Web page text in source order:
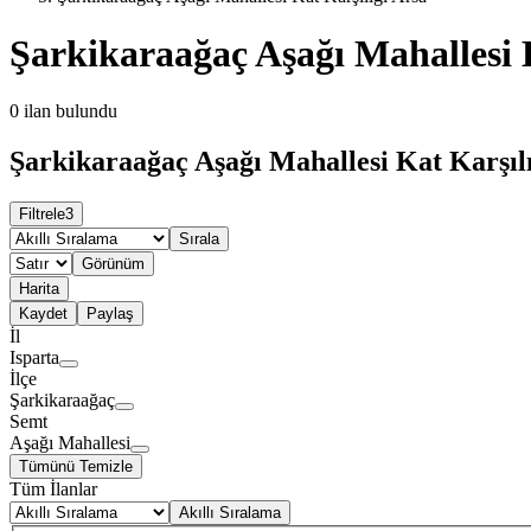
Şarkikaraağaç Aşağı Mahallesi
0 ilan bulundu
Şarkikaraağaç Aşağı Mahallesi Kat
Filtrele3
Sırala
Görünüm
Harita
Kaydet
Paylaş
İl
Isparta
İlçe
Şarkikaraağaç
Semt
Aşağı Mahallesi
Tümünü Temizle
Tüm İlanlar
Akıllı Sıralama